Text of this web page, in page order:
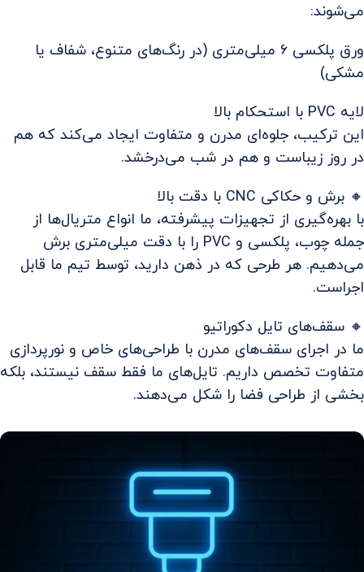
می‌شوند:
ورق پلکسی ۶ میلی‌متری (در رنگ‌های متنوع، شفاف یا
مشکی)
لایه PVC با استحکام بالا
این ترکیب، جلوه‌ای مدرن و متفاوت ایجاد می‌کند که هم
در روز زیباست و هم در شب می‌درخشد.
🔸 برش و حکاکی CNC با دقت بالا
با بهره‌گیری از تجهیزات پیشرفته، ما انواع متریال‌ها از
جمله چوب، پلکسی و PVC را با دقت میلی‌متری برش
می‌دهیم. هر طرحی که در ذهن دارید، توسط تیم ما قابل
اجراست.
🔸 سقف‌های تایل دکوراتیو
ما در اجرای سقف‌های مدرن با طراحی‌های خاص و نورپردازی
متفاوت تخصص داریم. تایل‌های ما فقط سقف نیستند، بلکه
بخشی از طراحی فضا را شکل می‌دهند.